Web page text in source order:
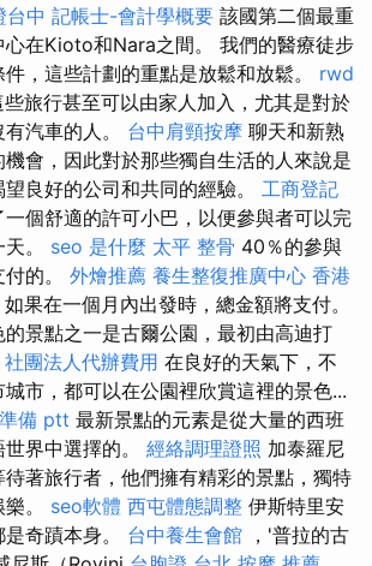
台中 記帳士-會計學概要 該國第二個最重
心在Kioto和Nara之間。 我們的醫療徒步
，這些計劃的重點是放鬆和放鬆。 rwd
些旅行甚至可以由家人加入，尤其是對於
汽車的人。 台中肩頸按摩 聊天和新熟
會，因此對於那些獨自生活的人來說是
良好的公司和共同的經驗。 工商登記
個舒適的許可小巴，以便參與者可以完
。 seo 是什麼 太平 整骨 40％的參與
的。 外燴推薦 養生整復推廣中心 香港
如果在一個月內出發時，總金額將支付。
景點之一是古爾公園，最初由高迪打
社團法人代辦費用 在良好的天氣下，不
市，都可以在公園裡欣賞這裡的景色...
備 ptt 最新景點的元素是從大量的西班
界中選擇的。 經絡調理證照 加泰羅尼
著旅行者，他們擁有精彩的景點，獨特
。 seo軟體 西屯體態調整 伊斯特里安
奇蹟本身。 台中養生會館 ，'普拉的古